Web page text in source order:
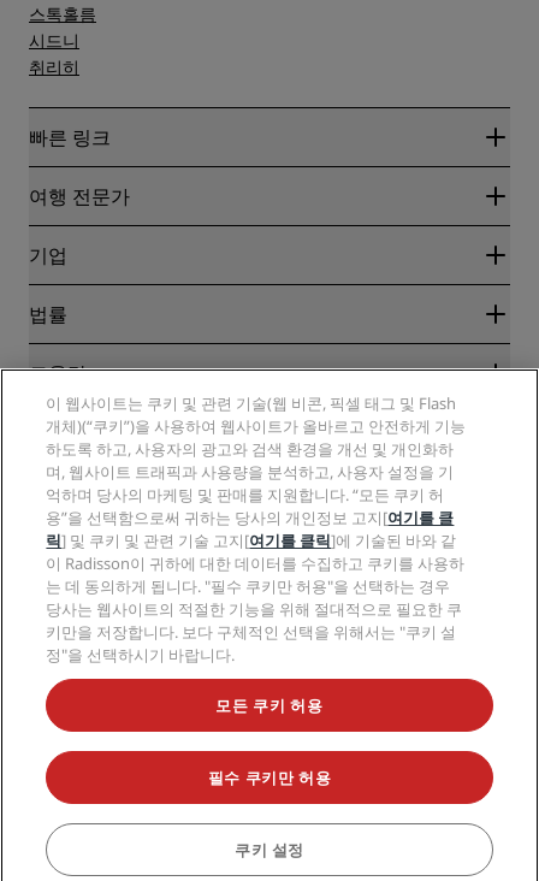
예약
스톡홀름
시드니
취리히
빠른 링크
Radisson Rewards
블로그
여행지
Radisson Hotels APP
Sports Approved 호텔
가족 친화적 호텔
건강 및 안전
여행 전문가
파트너
기업
Radisson Hotel Group
RHG 채용
EHL 채용
The Club by RHG
성장의 기회
책임감 있는 비즈니스
조달
법률
개인정보 고지
법적 고지
Radisson Rewards 이용 약관
사이트 사용 계약
디지털 접근성
현대판 노예제 선언문
도움말
소비자 경고
연락처
FAQ
사이트맵
소셜 미디어
Radisson Hotels 브랜드
인기 만점의 특가 상품을 놓치지 마세요.
© 2026 Radisson Hotel Group.
All rights reserved. RHG Radisson Hotel
Group, Radisson, Radisson RED, Radisson Blu, Radisson Collection,
Radisson Individuals, Park Plaza, Park Inn, Country Inn & Suites, Prize by
Radisson, Radisson Rewards, Radisson Meetings는 Radisson Hotel
Group의 상표입니다.
이 웹사이트는 쿠키 및 관련 기술(웹 비콘, 픽셀 태그 및 Flash
개체)(“쿠키”)을 사용하여 웹사이트가 올바르고 안전하게 기능
하도록 하고, 사용자의 광고와 검색 환경을 개선 및 개인화하
며, 웹사이트 트래픽과 사용량을 분석하고, 사용자 설정을 기
억하며 당사의 마케팅 및 판매를 지원합니다. “모든 쿠키 허
용”을 선택함으로써 귀하는 당사의 개인정보 고지[여기를 클
릭] 및 쿠키 및 관련 기술 고지[여기를 클릭]에 기술된 바와 같
이 Radisson이 귀하에 대한 데이터를 수집하고 쿠키를 사용하
는 데 동의하게 됩니다. "필수 쿠키만 허용"을 선택하는 경우
당사는 웹사이트의 적절한 기능을 위해 절대적으로 필요한 쿠
키만을 저장합니다. 보다 구체적인 선택을 위해서는 "쿠키 설
정"을 선택하시기 바랍니다.
모든 쿠키 허용
필수 쿠키만 허용
쿠키 설정